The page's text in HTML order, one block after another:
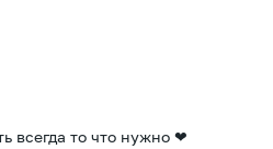
всегда то что нужно ❤